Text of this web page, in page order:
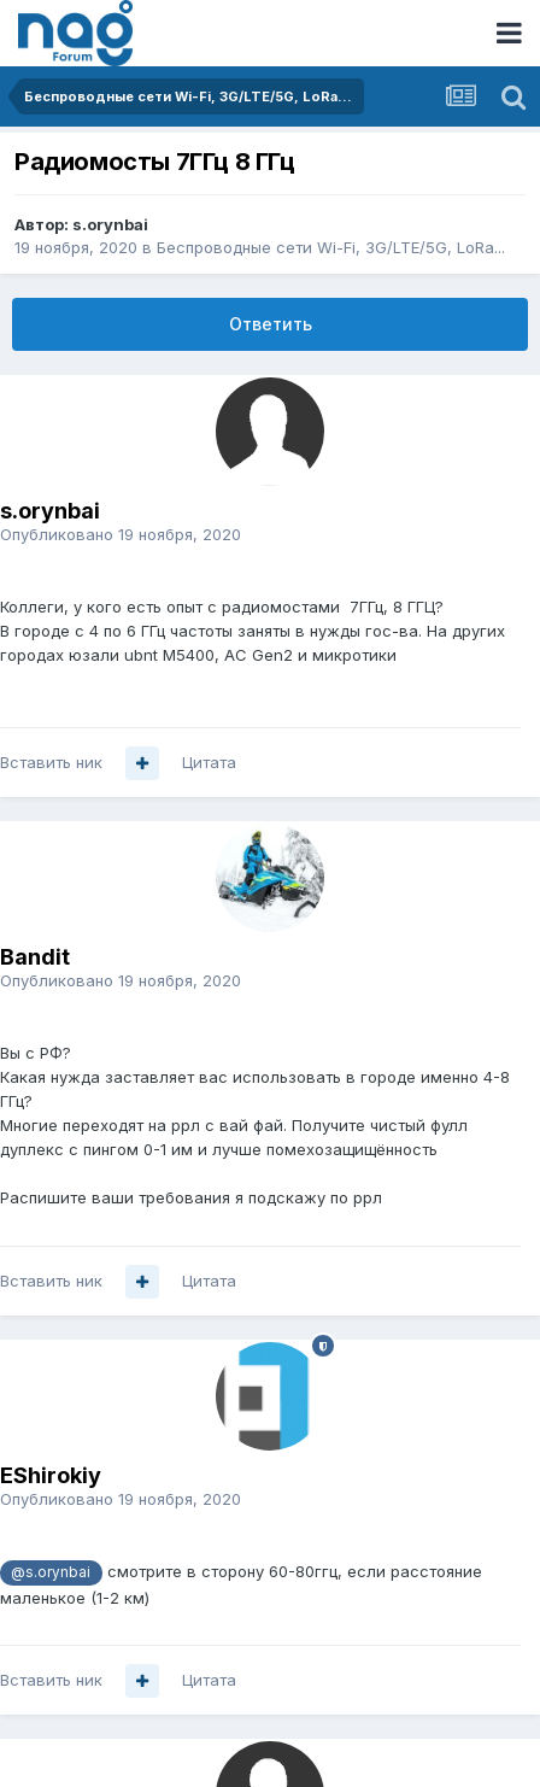
Беспроводные сети Wi-Fi, 3G/LTE/5G, LoRa...
Радиомосты 7ГГц 8 ГГц
Автор: s.orynbai
19 ноября, 2020 в Беспроводные сети Wi-Fi, 3G/LTE/5G, LoRa...
Ответить
s.orynbai
Опубликовано 19 ноября, 2020
Коллеги, у кого есть опыт с радиомостами 7ГГц, 8 ГГЦ?
В городе с 4 по 6 ГГц частоты заняты в нужды гос-ва. На других
городах юзали ubnt М5400, AC Gen2 и микротики
Вставить ник Цитата
Bandit
Опубликовано 19 ноября, 2020
Вы с РФ?
Какая нужда заставляет вас использовать в городе именно 4-8
ГГц?
Многие переходят на ррл с вай фай. Получите чистый фулл
дуплекс с пингом 0-1 им и лучше помехозащищённость
Распишите ваши требования я подскажу по ррл
Вставить ник Цитата
EShirokiy
Опубликовано 19 ноября, 2020
@s.orynbai
смотрите в сторону 60-80ггц, если расстояние
маленькое (1-2 км)
Вставить ник Цитата